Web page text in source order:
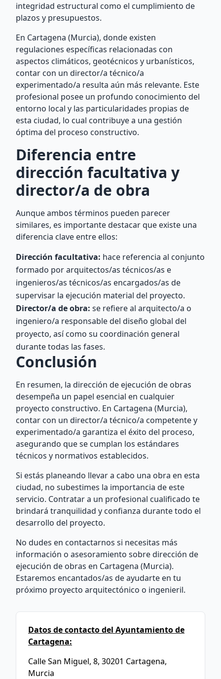
integridad estructural como el cumplimiento de
plazos y presupuestos.
En Cartagena (Murcia), donde existen
regulaciones específicas relacionadas con
aspectos climáticos, geotécnicos y urbanísticos,
contar con un director/a técnico/a
experimentado/a resulta aún más relevante. Este
profesional posee un profundo conocimiento del
entorno local y las particularidades propias de
esta ciudad, lo cual contribuye a una gestión
óptima del proceso constructivo.
Diferencia entre
dirección facultativa y
director/a de obra
Aunque ambos términos pueden parecer
similares, es importante destacar que existe una
diferencia clave entre ellos:
Dirección facultativa: hace referencia al conjunto
formado por arquitectos/as técnicos/as e
ingenieros/as técnicos/as encargados/as de
supervisar la ejecución material del proyecto.
Director/a de obra: se refiere al arquitecto/a o
ingeniero/a responsable del diseño global del
proyecto, así como su coordinación general
durante todas las fases.
Conclusión
En resumen, la dirección de ejecución de obras
desempeña un papel esencial en cualquier
proyecto constructivo. En Cartagena (Murcia),
contar con un director/a técnico/a competente y
experimentado/a garantiza el éxito del proceso,
asegurando que se cumplan los estándares
técnicos y normativos establecidos.
Si estás planeando llevar a cabo una obra en esta
ciudad, no subestimes la importancia de este
servicio. Contratar a un profesional cualificado te
brindará tranquilidad y confianza durante todo el
desarrollo del proyecto.
No dudes en contactarnos si necesitas más
información o asesoramiento sobre dirección de
ejecución de obras en Cartagena (Murcia).
Estaremos encantados/as de ayudarte en tu
próximo proyecto arquitectónico o ingenieril.
Datos de contacto del Ayuntamiento de
Cartagena:
Calle San Miguel, 8, 30201 Cartagena,
Murcia